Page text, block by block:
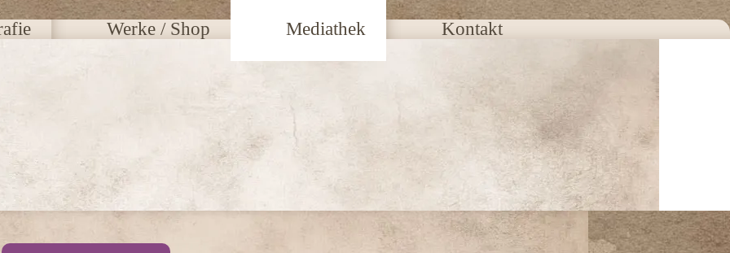
Werke / Shop Mediathek Kontakt